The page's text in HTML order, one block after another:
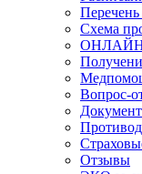
Схема
Вопрос-
Отзывы